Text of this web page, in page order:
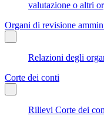
valutazione o altri
Organi di revisione
Relazioni degli
Corte dei conti
Rilievi Corte dei